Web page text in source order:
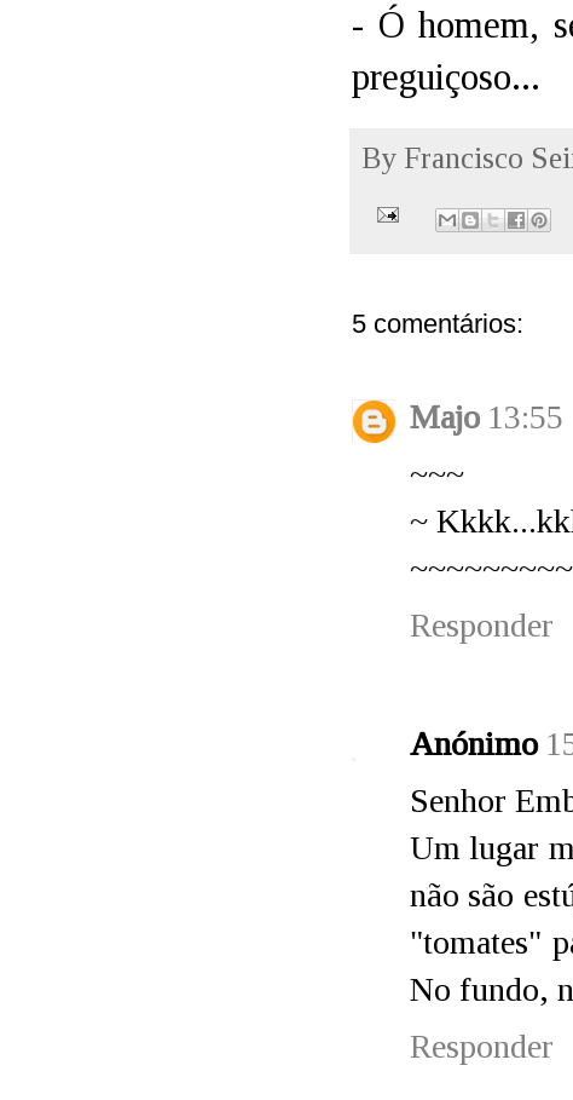
- Ó homem,
preguiçoso...
By Francisco
5 comentários:
Majo 13:55
~~~
~
Responder
Anónimo
Senhor
Um lugar
não são
"tomates"
No fundo,
Responder